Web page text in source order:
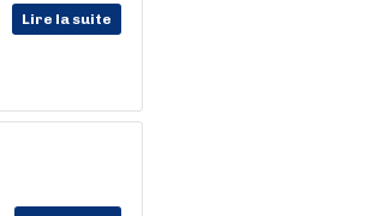
Lire la suite